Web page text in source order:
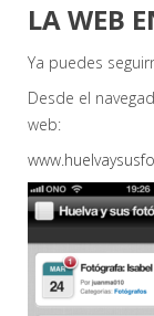
LA WEB
Ya puedes
Desde el
web: